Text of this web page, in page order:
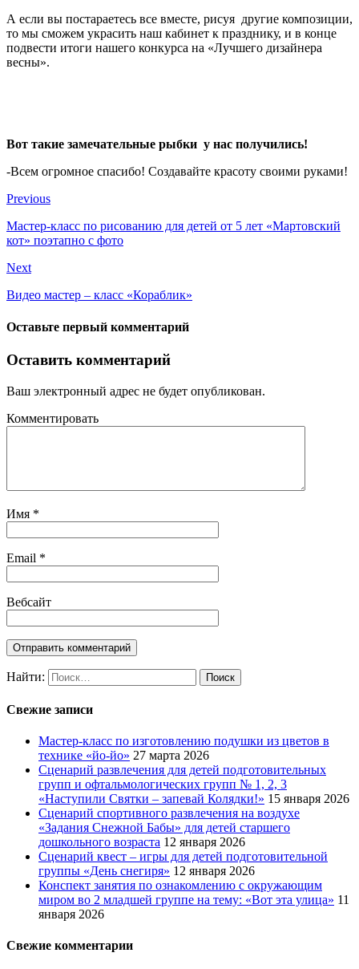
А если вы постараетесь все вместе, рисуя другие композиции,
то мы сможем украсить наш кабинет к празднику, и в конце
подвести итоги нашего конкурса на «Лучшего дизайнера
весны».
Вот такие замечательные рыбки у нас получились!
-Всем огромное спасибо! Создавайте красоту своими руками!
Previous
Мастер-класс по рисованию для детей от 5 лет «Мартовский
кот» поэтапно с фото
Next
Видео мастер – класс «Кораблик»
Оставьте первый комментарий
Оставить комментарий
Ваш электронный адрес не будет опубликован.
Комментировать
Имя *
Email *
Вебсайт
Найти:
Свежие записи
Мастер-класс по изготовлению подушки из цветов в
технике «йо-йо» 27 марта 2026
Сценарий развлечения для детей подготовительных
групп и офтальмологических групп № 1, 2, 3
«Наступили Святки – запевай Колядки!» 15 января 2026
Сценарий спортивного развлечения на воздухе
«Задания Снежной Бабы» для детей старшего
дошкольного возраста 12 января 2026
Сценарий квест – игры для детей подготовительной
группы «День снегиря» 12 января 2026
Конспект занятия по ознакомлению с окружающим
миром во 2 младшей группе на тему: «Вот эта улица» 11
января 2026
Свежие комментарии